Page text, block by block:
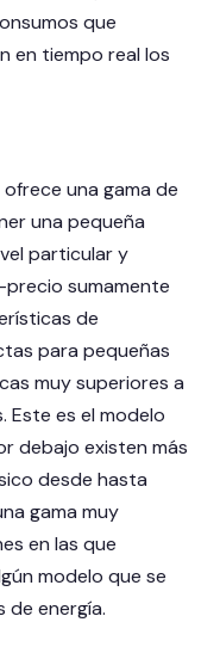
que
en tiempo real los
una gama de
una pequeña
particular y
precio sumamente
de
para pequeñas
muy superiores a
Este es el modelo
debajo existen más
desde hasta
gama muy
en las que
modelo que se
de energía.